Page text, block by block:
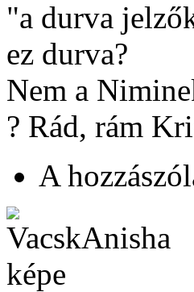
"a durva
ez durva?
Nem a
? Rád, rám
A